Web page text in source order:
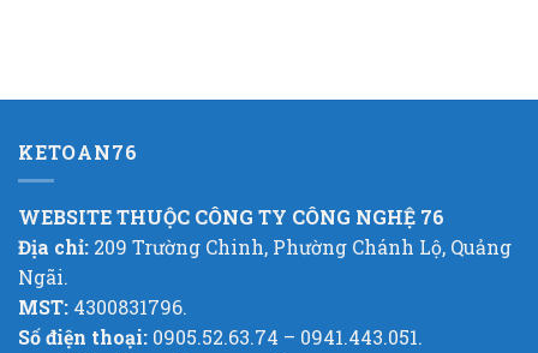
KETOAN76
WEBSITE THUỘC CÔNG TY CÔNG NGHỆ 76
Địa chỉ: 209 Trường Chinh, Phường Chánh Lộ, Quảng
Ngãi.
MST: 4300831796.
Số điện thoại: 0905.52.63.74 – 0941.443.051.